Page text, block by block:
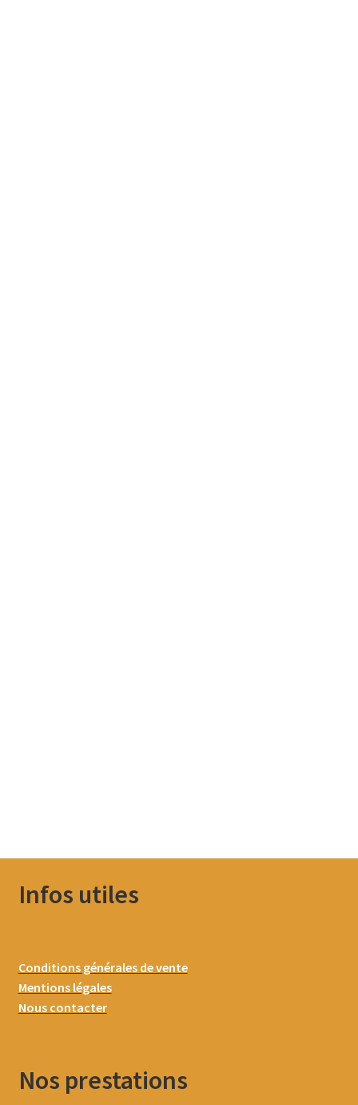
Infos utiles
Conditions générales de vente
Mentions légales
Nous contacter
Nos prestations